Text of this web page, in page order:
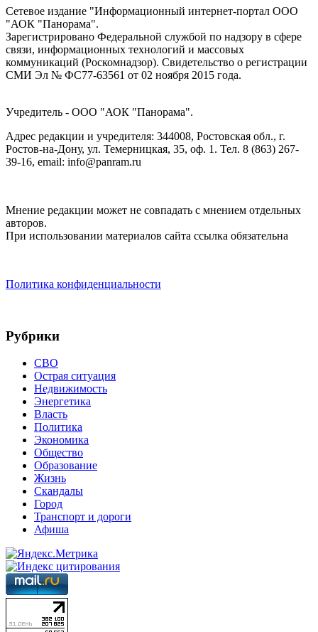
Сетевое издание "Информационный интернет-портал ООО
"АОК "Панорама".
Зарегистрировано Федеральной службой по надзору в сфере
связи, информационных технологий и массовых
коммуникаций (Роскомнадзор). Cвидетельство о регистрации
СМИ Эл № ФС77-63561 от 02 ноября 2015 года.
Учредитель - ООО "АОК "Панорама".
Адрес редакции и учредителя: 344008, Ростовская обл., г.
Ростов-на-Дону, ул. Темерницкая, 35, оф. 1. Тел. 8 (863) 267-
39-16, email: info@panram.ru
Мнение редакции может не совпадать с мнением отдельных
авторов.
При использовании материалов сайта ссылка обязательна
Политика конфиденциальности
Рубрики
СВО
Острая ситуация
Недвижимость
Энергетика
Власть
Политика
Экономика
Общество
Образование
Жизнь
Скандалы
Город
Транспорт и дороги
Афиша